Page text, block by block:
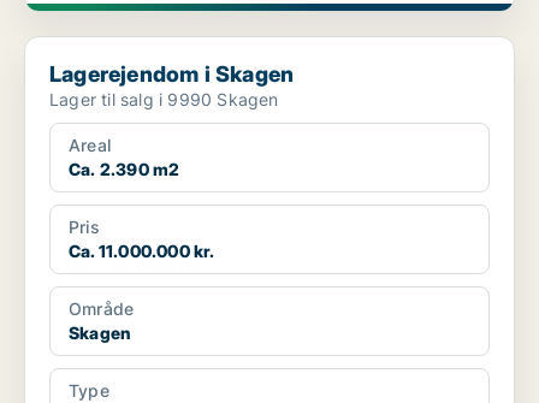
Lagerejendom i Skagen
Lagerejendom i Skagen
Lager til salg i 9990 Skagen
Areal
Ca. 2.390 m2
Pris
Ca. 11.000.000 kr.
Område
Skagen
Type